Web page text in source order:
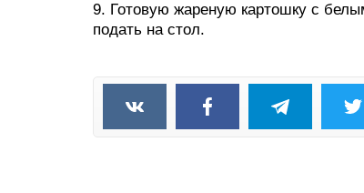
9. Готовую жареную картошку с
подать на стол.